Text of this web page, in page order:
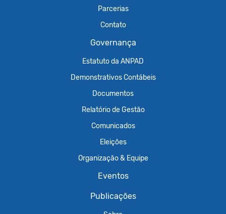
Parcerias
Contato
Governança
Estatuto da ANPAD
Demonstrativos Contábeis
Documentos
Relatório de Gestão
Comunicados
Eleições
Organização & Equipe
Eventos
Publicações